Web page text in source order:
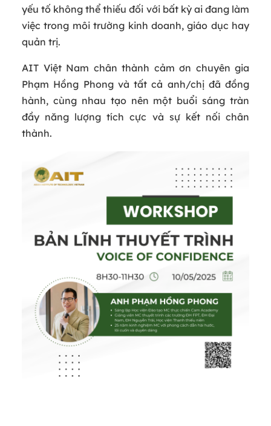
yếu tố không thể thiếu đối với bất kỳ ai đang làm
việc trong môi trường kinh doanh, giáo dục hay
quản trị.
AIT Việt Nam chân thành cảm ơn chuyên gia
Phạm Hồng Phong và tất cả anh/chị đã đồng
hành, cùng nhau tạo nên một buổi sáng tràn
đầy năng lượng tích cực và sự kết nối chân
thành.